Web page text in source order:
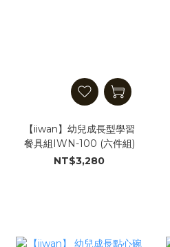
【iiwan】幼兒成長型學習
餐具組IWN-100 (六件組)
NT$3,280